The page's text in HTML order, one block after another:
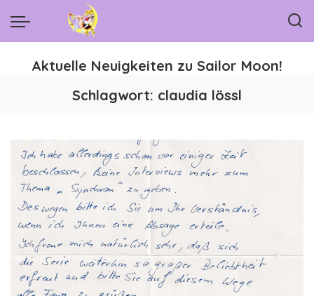
Aktuelle Neuigkeiten zu Sailor Moon!
Schlagwort: claudia lössl